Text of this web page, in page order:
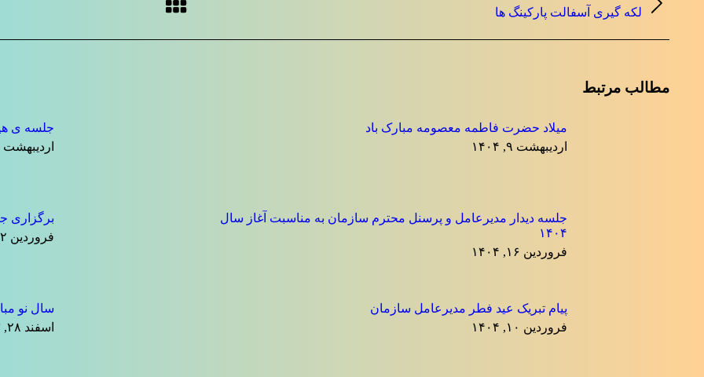
نوشته
لکه گیری آسفالت پارکینگ ها
مطالب مرتبط
میلاد حضرت فاطمه معصومه مبارک باد
اردیبهشت ۹, ۱۴۰۴
جلسه ی
اردیبهشت ۷, ۱۴۰۴
جلسه دیدار مدیرعامل و پرسنل محترم سازمان به مناسبت آغاز سال
۱۴۰۴
فروردین ۱۶, ۱۴۰۴
برگزاری
فروردین ۱۲, ۱۴۰۴
پیام تبریک عید فطر مدیرعامل سازمان
فروردین ۱۰, ۱۴۰۴
سال نو
اسفند ۲۸, ۱۴۰۳